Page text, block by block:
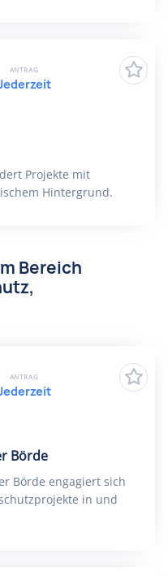
Projekte mit
Hintergrund.
ANTRAG
Bereich
Börde
Börde engagiert sich
in und
ANTRAG